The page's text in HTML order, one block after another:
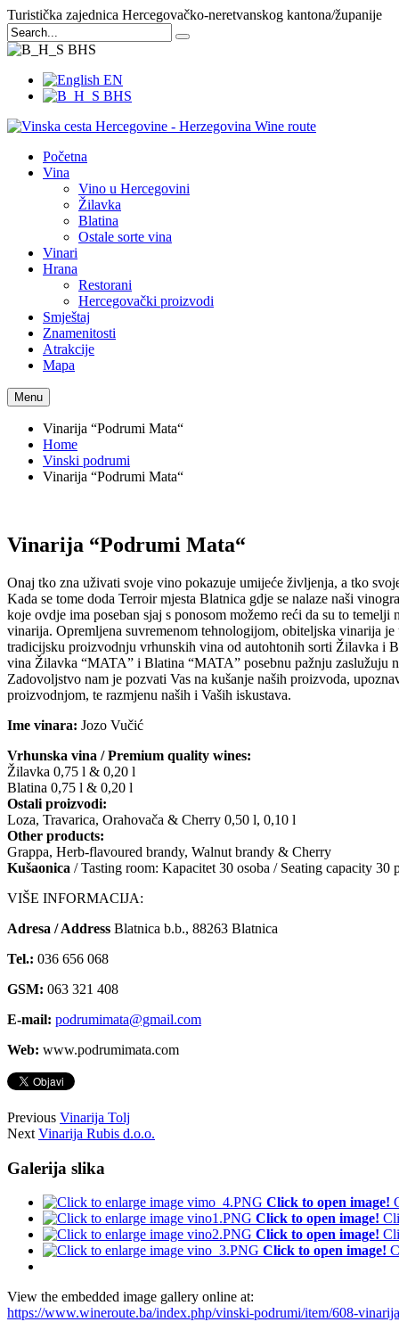
Turistička zajednica Hercegovačko-neretvanskog kantona/županije
BHS
EN
BHS
Početna
Vina
Vino u Hercegovini
Žilavka
Blatina
Ostale sorte vina
Vinari
Hrana
Restorani
Hercegovački proizvodi
Smještaj
Znamenitosti
Atrakcije
Mapa
Menu
Vinarija “Podrumi Mata“
Home
Vinski podrumi
Vinarija “Podrumi Mata“
Vinarija “Podrumi Mata“
Onaj tko zna uživati svoje vino pokazuje umijeće življenja, a tko
Kada se tome doda Terroir mjesta Blatnica gdje se nalaze naši
koje ovdje ima poseban sjaj s ponosom možemo reći da su to temelji
vinarija. Opremljena suvremenom tehnologijom, obiteljska vinarija je
tradicijsku proizvodnju vrhunskih vina od autohtonih sorti Žilavka i
vina Žilavka “MATA” i Blatina “MATA” posebnu pažnju zaslužuju
Zadovoljstvo nam je pozvati Vas na kušanje naših proizvoda,
proizvodnjom, te razmjenu naših i Vaših iskustava.
Ime vinara: Jozo Vučić
Vrhunska vina / Premium quality wines:
Žilavka 0,75 l & 0,20 l
Blatina 0,75 l & 0,20 l
Ostali proizvodi:
Loza, Travarica, Orahovača & Cherry 0,50 l, 0,10 l
Other products:
Grappa, Herb-flavoured brandy, Walnut brandy & Cherry
Kušaonica / Tasting room: Kapacitet 30 osoba / Seating capacity 30
VIŠE INFORMACIJA:
Adresa / Address Blatnica b.b., 88263 Blatnica
Tel.: 036 656 068
GSM: 063 321 408
E-mail: podrumimata@gmail.com
Web: www.podrumimata.com
Previous Vinarija Tolj
Next Vinarija Rubis d.o.o.
Galerija slika
Click to open image!
Click to open image!
Click to open image!
Click to open image!
View the embedded image gallery online at:
https://www.wineroute.ba/index.php/vinski-podrumi/item/608-